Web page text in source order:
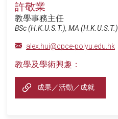
許敬業
教學事務主任
BSc (H.K.U.S.T.), MA (H.K.U.S.T.)
alex.hui@cpce-polyu.edu.hk
教學及學術興趣：
成果／活動／成就